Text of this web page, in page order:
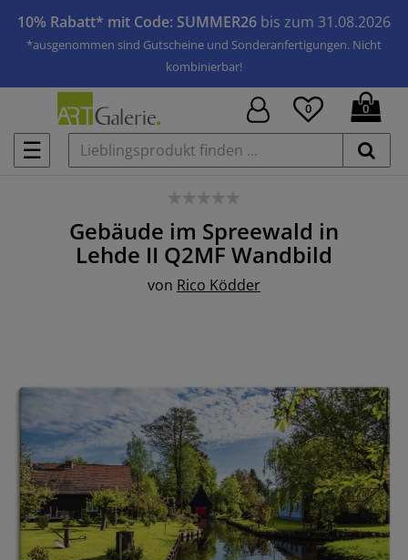
10% Rabatt* mit Code: SUMMER26 bis zum 31.08.2026
*ausgenommen sind Gutscheine und Sonderanfertigungen. Nicht
kombinierbar!
☰
0 0
Gebäude im Spreewald in
Lehde II Q2MF Wandbild
von Rico Ködder